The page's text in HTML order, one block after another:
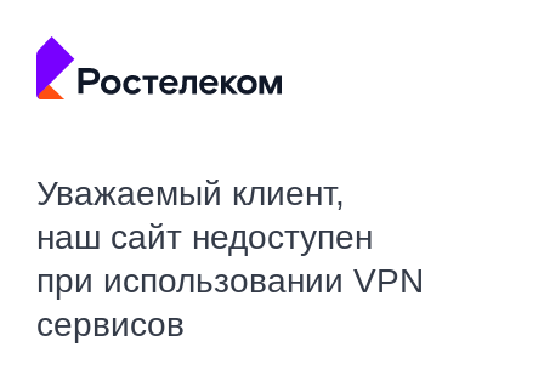
Уважаемый клиент,
наш сайт недоступен
при использовании VPN
сервисов